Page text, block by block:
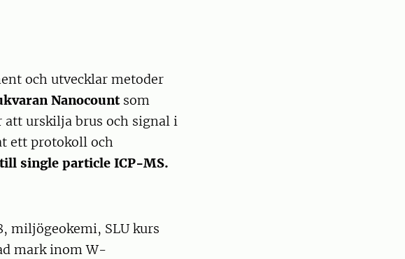
och utvecklar metoder
Nanocount som
urskilja brus och signal i
ett protokoll och
single particle ICP-MS.
miljögeokemi, SLU kurs
mark inom W-